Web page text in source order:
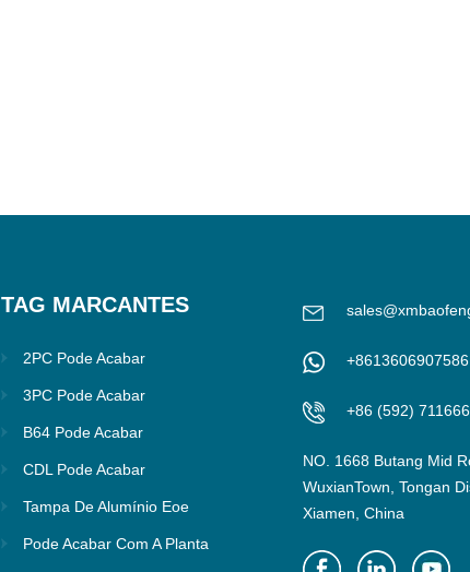
TAG MARCANTES
2PC Pode Acabar
3PC Pode Acabar
B64 Pode Acabar
CDL Pode Acabar
Tampa De Alumínio Eoe
Pode Acabar Com A Planta
+8613606907586
+86 (592)
NO. 1668 Butang Mid
WuxianTown, Tongan
Xiamen, China